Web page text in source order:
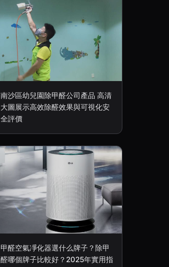
南沙區幼兒園除甲醛公司產品 高清
大圖展示高效除醛效果與可視化安
全評價
甲醛空氣凈化器選什么牌子？除甲
醛哪個牌子比較好？2025年實用指